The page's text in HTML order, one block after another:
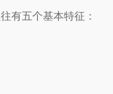
有五个基本特征：